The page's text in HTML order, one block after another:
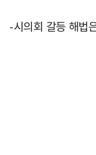
-시의회 갈등 해법